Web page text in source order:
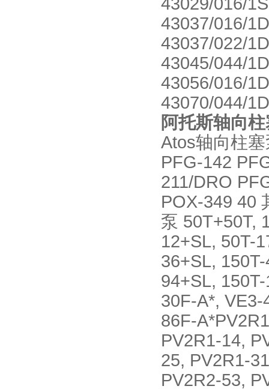
43037/016/
43037/022/
43045/044/
43056/016/
43070/044/
阿托斯轴向
Atos轴向柱
PFG-142
211/DRO
POX-349 40
泵 50T+50T,
12+SL, 50T-
36+SL,
94+SL,
30F-A*,
86F-
PV2R1-14,
25, PV2R1-
PV2R2-53,